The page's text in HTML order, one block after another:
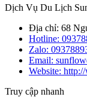
Dịch Vụ Du Lịch
Địa chỉ: 68
Hotline:
Zalo:
Email:
Website:
Truy cập nhanh